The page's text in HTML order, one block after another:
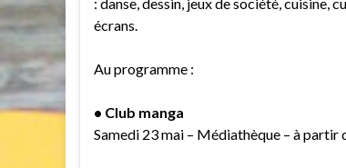
écrans.
Au programme :
• Club manga
Samedi 23 mai – Médiathèque – à partir